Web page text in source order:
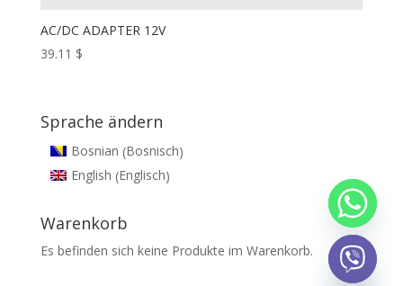
AC/DC ADAPTER 12V
39.11 $
Sprache ändern
Bosnian (Bosnisch)
English (Englisch)
Warenkorb
Es befinden sich keine Produkte im Warenkorb.
chaty